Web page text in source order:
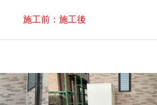
施工前：施工後